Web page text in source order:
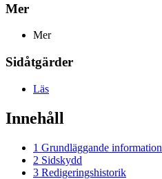
Mer
Mer
Sidåtgärder
Läs
Innehåll
1 Grundläggande information
2 Sidskydd
3 Redigeringshistorik